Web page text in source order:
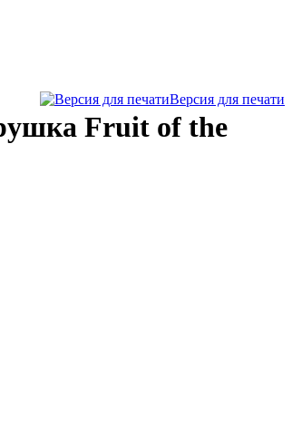
Версия для печати
Fruit of the